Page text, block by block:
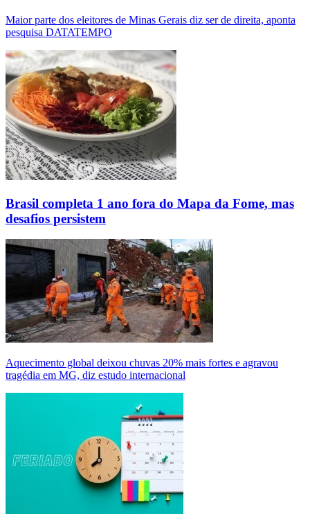
Maior parte dos eleitores de Minas Gerais diz ser de direita, aponta
pesquisa DATATEMPO
Brasil completa 1 ano fora do Mapa da Fome, mas
desafios persistem
Aquecimento global deixou chuvas 20% mais fortes e agravou
tragédia em MG, diz estudo internacional